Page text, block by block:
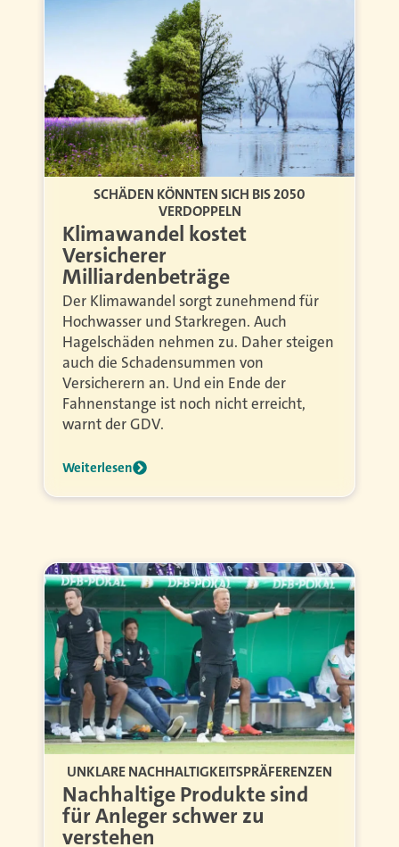
SCHÄDEN KÖNNTEN SICH BIS 2050
VERDOPPELN
Klimawandel kostet
Versicherer
Milliardenbeträge
Der Klimawandel sorgt zunehmend für
Hochwasser und Starkregen. Auch
Hagelschäden nehmen zu. Daher steigen
auch die Schadensummen von
Versicherern an. Und ein Ende der
Fahnenstange ist noch nicht erreicht,
warnt der GDV.
Weiterlesen
UNKLARE NACHHALTIGKEITSPRÄFERENZEN
Nachhaltige Produkte sind
für Anleger schwer zu
verstehen